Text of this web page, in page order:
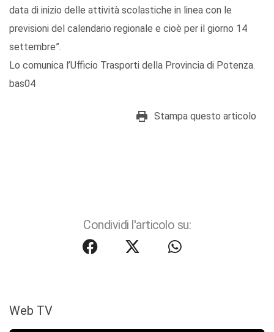
data di inizio delle attività scolastiche in linea con le
previsioni del calendario regionale e cioè per il giorno 14
settembre”.
Lo comunica l’Ufficio Trasporti della Provincia di Potenza.
bas04
Stampa questo articolo
Condividi l'articolo su:
Web TV